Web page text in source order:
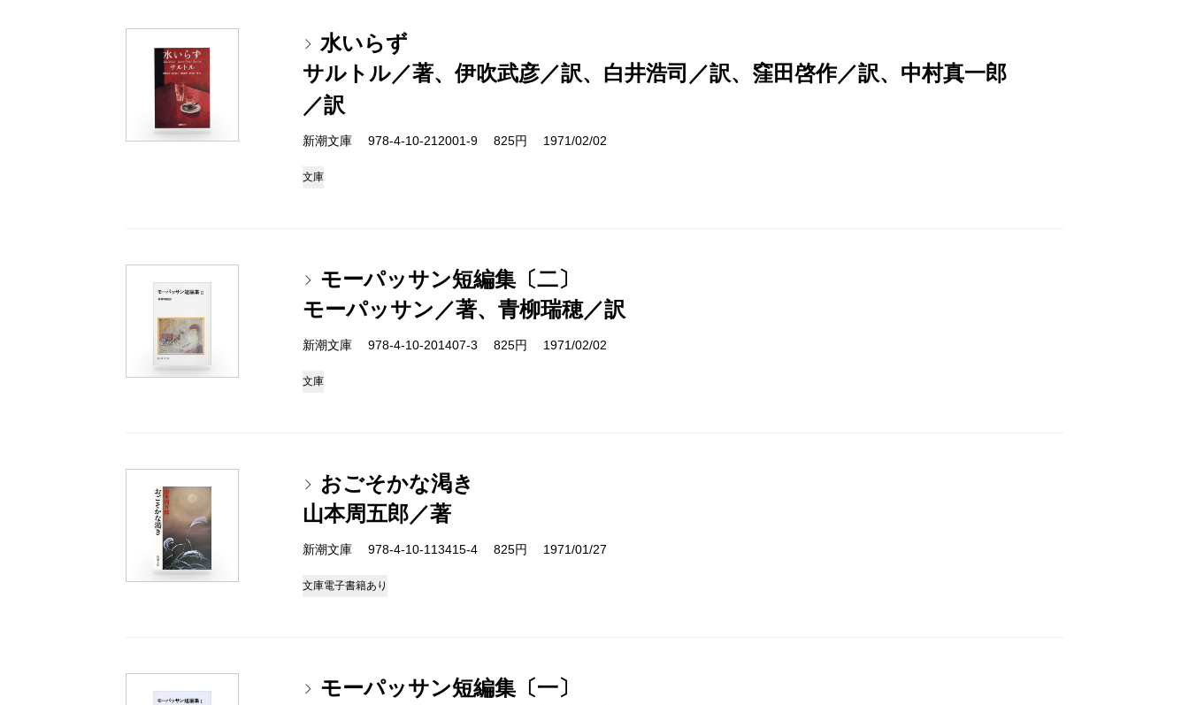
水いらず
サルトル／著、伊吹武彦／訳、白井浩司／訳、窪田啓作／訳、中村真一郎
／訳
新潮文庫 978-4-10-212001-9 825円 1971/02/02
文庫
モーパッサン短編集〔二〕
モーパッサン／著、青柳瑞穂／訳
新潮文庫 978-4-10-201407-3 825円 1971/02/02
文庫
おごそかな渇き
山本周五郎／著
新潮文庫 978-4-10-113415-4 825円 1971/01/27
文庫電子書籍あり
モーパッサン短編集〔一〕